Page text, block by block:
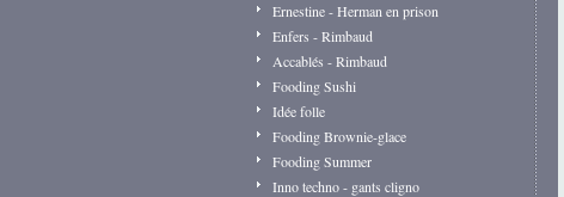
Ernestine - Herman en prison
Enfers - Rimbaud
Accablés - Rimbaud
Fooding Sushi
Idée folle
Fooding Brownie-glace
Fooding Summer
Inno techno - gants cligno